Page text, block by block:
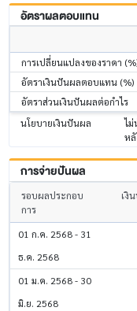
อัตราผลตอบแทน
การเปลี่ยนแปลงของราคา
อัตราเงินปันผลตอบแทน (%)
อัตราส่วนเงินปันผลต่อกำไร
นโยบายเงินปันผล
ไม่
หลั
การจ่ายปันผล
รอบผลประกอบ
การ
เงิ
01 ก.ค. 2568 - 31
ธ.ค. 2568
01 ม.ค. 2568 - 30
มิ.ย. 2568